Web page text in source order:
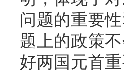
问题的重要
题上的政策
好两国元首